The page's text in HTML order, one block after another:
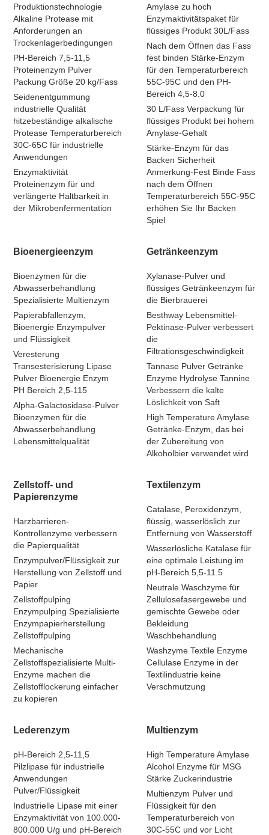
Produktionstechnologie
Alkaline Protease mit
Anforderungen an
Trockenlagerbedingungen
PH-Bereich 7,5-11,5
Proteinenzym Pulver
Packung Größe 20 kg/Fass
Seidenentgummung
industrielle Qualität
hitzebeständige alkalische
Protease Temperaturbereich
30C-65C für industrielle
Anwendungen
Enzymaktivität
Proteinenzym für und
verlängerte Haltbarkeit in
der Mikrobenfermentation
Amylase zu hoch
Enzymaktivitätspaket für
flüssiges Produkt 30L/Fass
Nach dem Öffnen das Fass
fest binden Stärke-Enzym
für den Temperaturbereich
55C-95C und den PH-
Bereich 4,5-8.0
30 L/Fass Verpackung für
flüssiges Produkt bei hohem
Amylase-Gehalt
Stärke-Enzym für das
Backen Sicherheit
Anmerkung-Fest Binde Fass
nach dem Öffnen
Temperaturbereich 55C-95C
erhöhen Sie Ihr Backen
Spiel
Bioenergieenzym
Bioenzymen für die
Abwasserbehandlung
Spezialisierte Multienzym
Papierabfallenzym,
Bioenergie Enzympulver
und Flüssigkeit
Veresterung
Transesterisierung Lipase
Pulver Bioenergie Enzym
PH Bereich 2,5-115
Alpha-Galactosidase-Pulver
Bioenzymen für die
Abwasserbehandlung
Lebensmittelqualität
Getränkeenzym
Xylanase-Pulver und
flüssiges Getränkeenzym für
die Bierbrauerei
Besthway Lebensmittel-
Pektinase-Pulver verbessert
die
Filtrationsgeschwindigkeit
Tannase Pulver Getränke
Enzyme Hydrolyse Tannine
Verbessern die kalte
Löslichkeit von Saft
High Temperature Amylase
Getränke-Enzym, das bei
der Zubereitung von
Alkoholbier verwendet wird
Zellstoff- und
Papierenzyme
Harzbarrieren-
Kontrollenzyme verbessern
die Papierqualität
Enzympulver/Flüssigkeit zur
Herstellung von Zellstoff und
Papier
Zellstoffpulping
Enzympulping Spezialisierte
Enzympapierherstellung
Zellstoffpulping
Mechanische
Zellstoffspezialisierte Multi-
Enzyme machen die
Zellstofflockerung einfacher
zu kopieren
Textilenzym
Catalase, Peroxidenzym,
flüssig, wasserlöslich zur
Entfernung von Wasserstoff
Wasserlösliche Katalase für
eine optimale Leistung im
pH-Bereich 5,5-11.5
Neutrale Waschzyme für
Zellulosefasergewebe und
gemischte Gewebe oder
Bekleidung
Waschbehandlung
Washzyme Textile Enzyme
Cellulase Enzyme in der
Textilindustrie keine
Verschmutzung
Lederenzym
pH-Bereich 2,5-11,5
Pilzlipase für industrielle
Anwendungen
Pulver/Flüssigkeit
Industrielle Lipase mit einer
Enzymaktivität von 100.000-
800.000 U/g und pH-Bereich
Multienzym
High Temperature Amylase
Alcohol Enzyme für MSG
Stärke Zuckerindustrie
Multienzym Pulver und
Flüssigkeit für den
Temperaturbereich von
30C-55C und vor Licht